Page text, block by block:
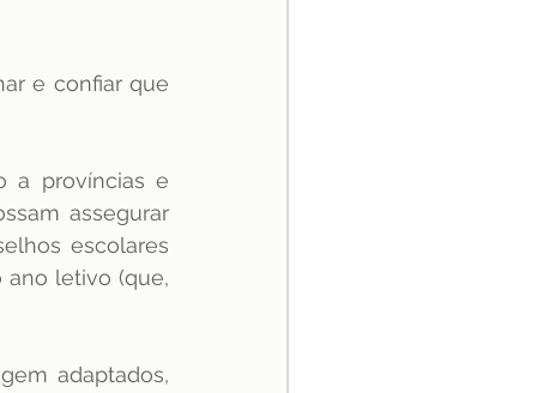
e confiar que
a províncias e
assegurar
escolares
ano letivo (que,
adaptados,